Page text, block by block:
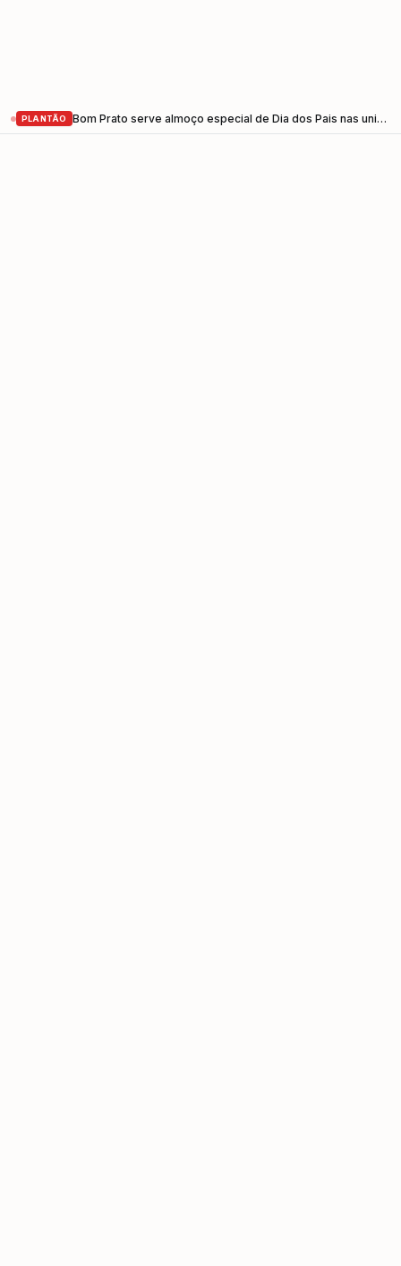
PLANTÃO Bom Prato serve almoço especial de Dia dos Pais nas unidades do Vale do Paraíba nesta sexta-feira (7)